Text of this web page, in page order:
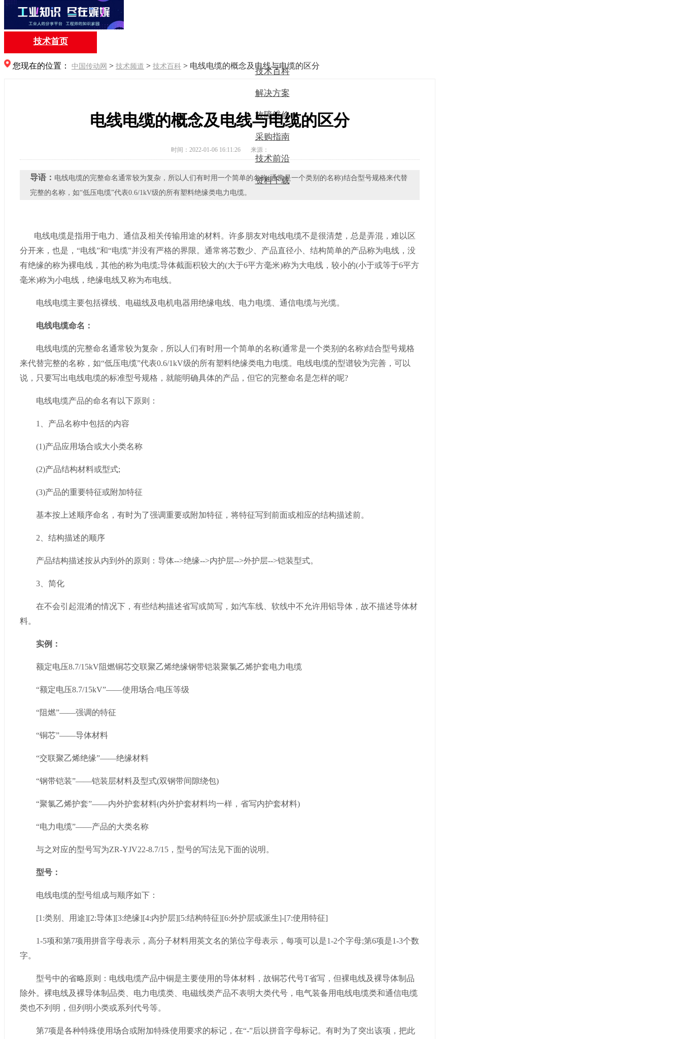
技术首页
技术百科
解决方案
故障维修
采购指南
技术前沿
资料下载
您现在的位置： 中国传动网 > 技术频道 > 技术百科 > 电线电缆的概念及电线与电缆的区分
电线电缆的概念及电线与电缆的区分
时间：2022-01-06 16:11:26 来源：
导语： ​电线电缆的完整命名通常较为复杂，所以人们有时用一个简单的名称(通常是一个类别的名称)结合型号规格来代替
完整的名称，如“低压电缆”代表0.6/1kV级的所有塑料绝缘类电力电缆。
电线电缆是指用于电力、通信及相关传输用途的材料。许多朋友对电线电缆不是很清楚，总是弄混，难以区
分开来，也是，“电线”和“电缆”并没有严格的界限。通常将芯数少、产品直径小、结构简单的产品称为电线，没
有绝缘的称为裸电线，其他的称为电缆;导体截面积较大的(大于6平方毫米)称为大电线，较小的(小于或等于6平方
毫米)称为小电线，绝缘电线又称为布电线。
电线电缆主要包括裸线、电磁线及电机电器用绝缘电线、电力电缆、通信电缆与光缆。
电线电缆命名：
电线电缆的完整命名通常较为复杂，所以人们有时用一个简单的名称(通常是一个类别的名称)结合型号规格
来代替完整的名称，如“低压电缆”代表0.6/1kV级的所有塑料绝缘类电力电缆。电线电缆的型谱较为完善，可以
说，只要写出电线电缆的标准型号规格，就能明确具体的产品，但它的完整命名是怎样的呢?
电线电缆产品的命名有以下原则：
1、产品名称中包括的内容
(1)产品应用场合或大小类名称
(2)产品结构材料或型式;
(3)产品的重要特征或附加特征
基本按上述顺序命名，有时为了强调重要或附加特征，将特征写到前面或相应的结构描述前。
2、结构描述的顺序
产品结构描述按从内到外的原则：导体-->绝缘-->内护层-->外护层-->铠装型式。
3、简化
在不会引起混淆的情况下，有些结构描述省写或简写，如汽车线、软线中不允许用铝导体，故不描述导体材
料。
实例：
额定电压8.7/15kV阻燃铜芯交联聚乙烯绝缘钢带铠装聚氯乙烯护套电力电缆
“额定电压8.7/15kV”——使用场合/电压等级
“阻燃”——强调的特征
“铜芯”——导体材料
“交联聚乙烯绝缘”——绝缘材料
“钢带铠装”——铠装层材料及型式(双钢带间隙绕包)
“聚氯乙烯护套”——内外护套材料(内外护套材料均一样，省写内护套材料)
“电力电缆”——产品的大类名称
与之对应的型号写为ZR-YJV22-8.7/15，型号的写法见下面的说明。
型号：
电线电缆的型号组成与顺序如下：
[1:类别、用途][2:导体][3:绝缘][4:内护层][5:结构特征][6:外护层或派生]-[7:使用特征]
1-5项和第7项用拼音字母表示，高分子材料用英文名的第位字母表示，每项可以是1-2个字母;第6项是1-3个数
字。
型号中的省略原则：电线电缆产品中铜是主要使用的导体材料，故铜芯代号T省写，但裸电线及裸导体制品
除外。裸电线及裸导体制品类、电力电缆类、电磁线类产品不表明大类代号，电气装备用电线电缆类和通信电缆
类也不列明，但列明小类或系列代号等。
第7项是各种特殊使用场合或附加特殊使用要求的标记，在“-”后以拼音字母标记。有时为了突出该项，把此